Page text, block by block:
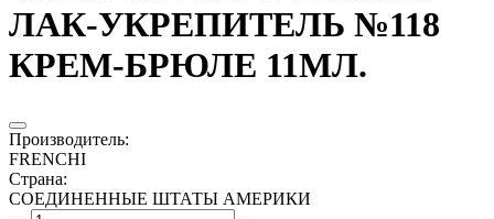
ЛАК-УКРЕПИТЕЛЬ №118
КРЕМ-БРЮЛЕ 11МЛ.
Производитель:
FRENCHI
Страна:
СОЕДИНЕННЫЕ ШТАТЫ АМЕРИКИ